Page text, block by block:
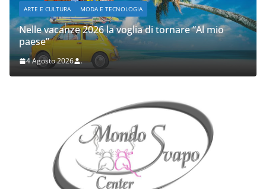
ARTE E CULTURA MODA E TECNOLOGIA
Nelle vacanze 2026 la voglia di tornare “Al mio
paese”
4 Agosto 2026 .